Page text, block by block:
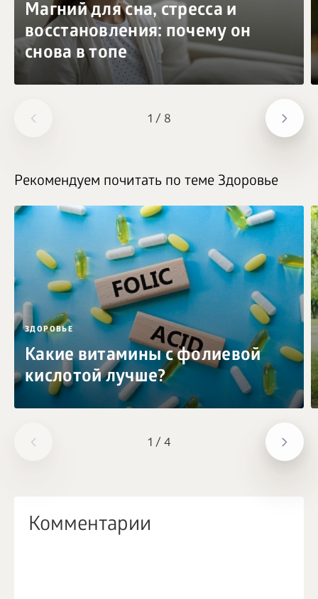
1 / 8
Магний для сна, стресса и
восстановления: почему он
снова в топе
1 / 4
Рекомендуем почитать по теме Здоровье
ЗДОРОВЬЕ
Какие витамины с фолиевой
кислотой лучше?
Комментарии